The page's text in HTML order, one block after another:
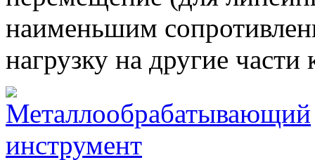
наименьшим
нагрузку на другие части